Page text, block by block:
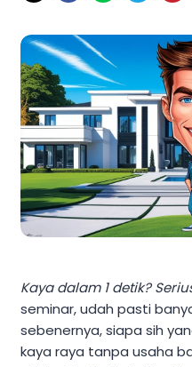
Kaya dalam 1 detik?
seminar, udah pasti
sebenernya, siapa sih
kaya raya tanpa usaha